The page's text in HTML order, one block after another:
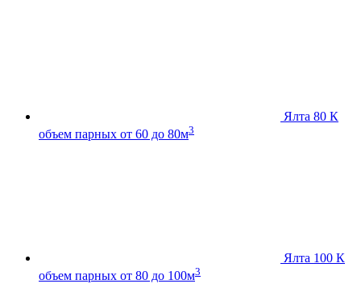
Ялта 80 К
объем парных от 60 до 80м3
Ялта 100 К
объем парных от 80 до 100м3